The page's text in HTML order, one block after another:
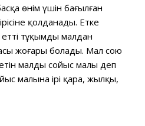
өнім үшін бағылған
қолданады. Етке
етті тұқымды малдан
жоғары болады. Мал сою
малды сойыс малы деп
малына ipi қара, жылқы,